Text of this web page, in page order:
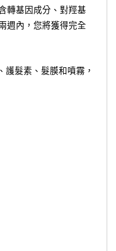
轉基因成分、對羥基
週內，您將獲得完全
護髮素、髮膜和噴霧，